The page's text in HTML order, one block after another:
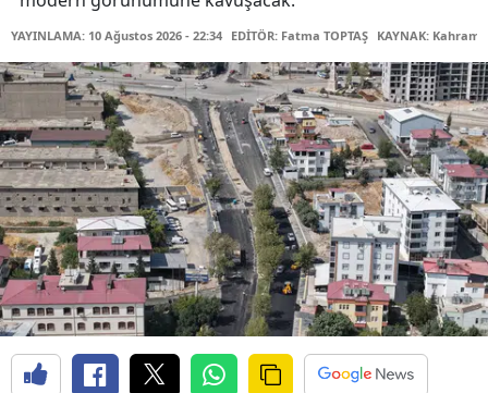
YAYINLAMA: 10 Ağustos 2026 - 22:34 EDİTÖR: Fatma TOPTAŞ KAYNAK: